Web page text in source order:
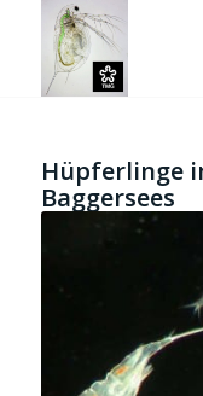
Hüpferlinge
Baggersees